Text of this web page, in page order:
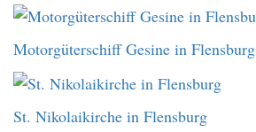
Motorgüterschiff Gesine in Flensburg
St. Nikolaikirche in Flensburg